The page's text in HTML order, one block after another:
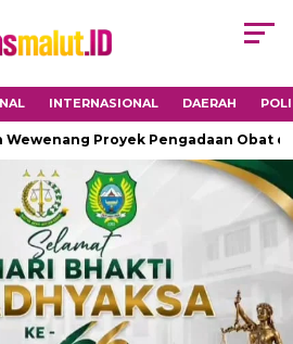
INTERNASIONAL DAERAH
Wewenang Proyek Pengadaan Obat